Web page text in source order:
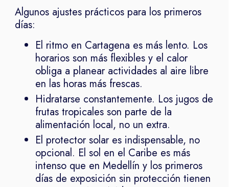
Algunos ajustes prácticos para los primeros
días:
El ritmo en Cartagena es más lento. Los
horarios son más flexibles y el calor
obliga a planear actividades al aire libre
en las horas más frescas.
Hidratarse constantemente. Los jugos de
frutas tropicales son parte de la
alimentación local, no un extra.
El protector solar es indispensable, no
opcional. El sol en el Caribe es más
intenso que en Medellín y los primeros
días de exposición sin protección tienen